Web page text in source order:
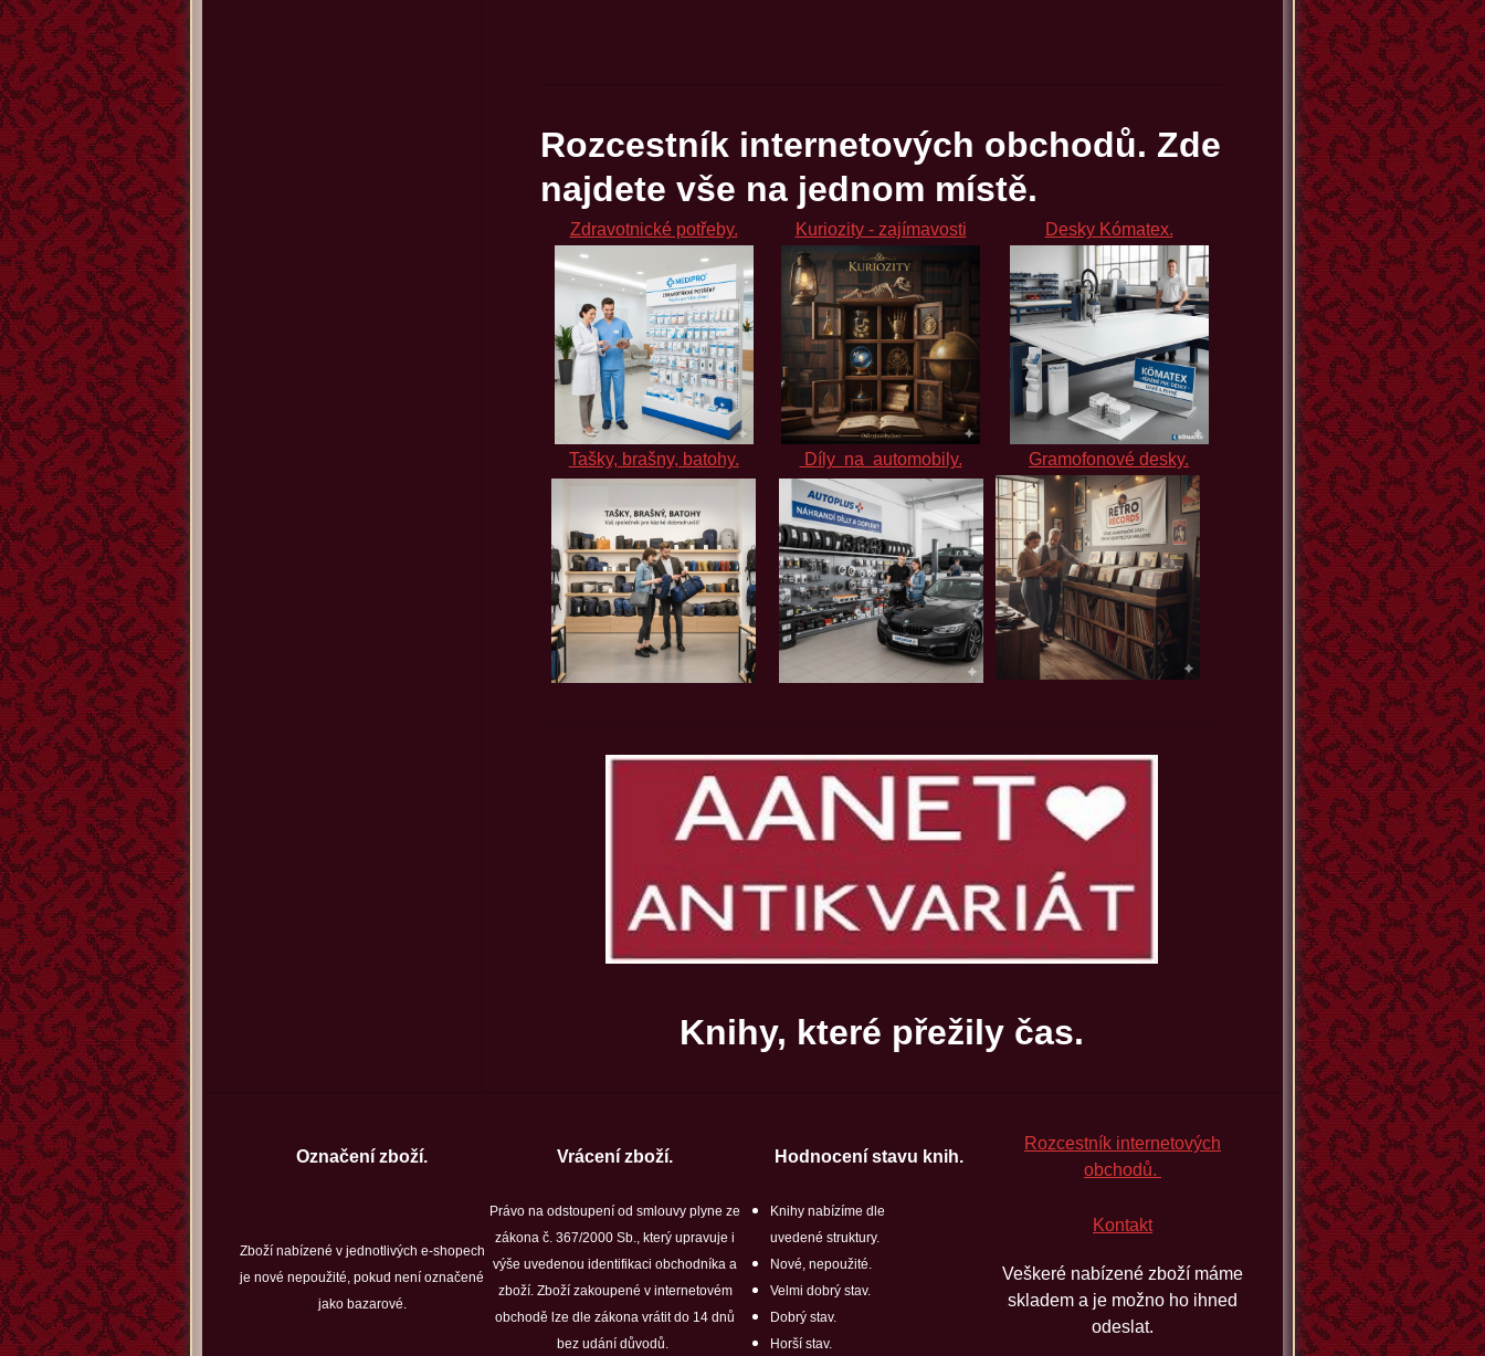
Rozcestník internetových obchodů. Zde
najdete vše na jednom místě.
Zdravotnické potřeby. Kuriozity - zajímavosti Desky Kómatex.
Tašky, brašny, batohy. Díly na automobily. Gramofonové desky.
Knihy, které přežily čas.
Označení zboží. Vrácení zboží. Hodnocení stavu knih.
Rozcestník internetových
obchodů.
Zboží nabízené v jednotlivých e-shopech
je nové nepoužité, pokud není označené
jako bazarové.
Právo na odstoupení od smlouvy plyne ze
zákona č. 367/2000 Sb., který upravuje i
výše uvedenou identifikaci obchodníka a
zboží. Zboží zakoupené v internetovém
obchodě lze dle zákona vrátit do 14 dnů
bez udání důvodů.
Knihy nabízíme dle
uvedené struktury.
Nové, nepoužité.
Velmi dobrý stav.
Dobrý stav.
Horší stav.
Kontakt
Veškeré nabízené zboží máme
skladem a je možno ho ihned
odeslat.